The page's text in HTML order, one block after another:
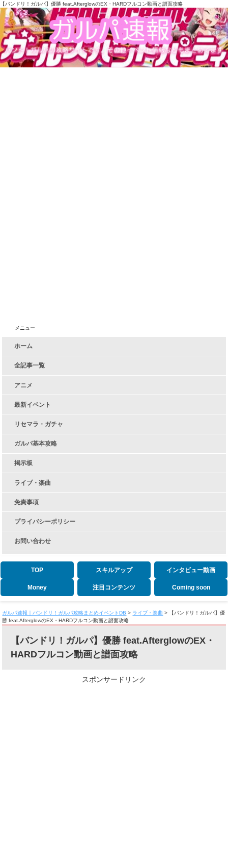
【バンドリ！ガルパ】優勝 feat.AfterglowのEX・HARDフルコン動画と譜面攻略
メニュー
ホーム
全記事一覧
アニメ
最新イベント
リセマラ・ガチャ
ガルパ基本攻略
掲示板
ライブ・楽曲
免責事項
プライバシーポリシー
お問い合わせ
TOP スキルアップ インタビュー動画
Money 注目コンテンツ Coming soon
ガルパ速報｜バンドリ！ガルパ攻略まとめイベントDB > ライブ・楽曲 >
【バンドリ！ガルパ】優
勝 feat.AfterglowのEX・HARDフルコン動画と譜面攻略
【バンドリ！ガルパ】優勝 feat.AfterglowのEX・
HARDフルコン動画と譜面攻略
スポンサードリンク